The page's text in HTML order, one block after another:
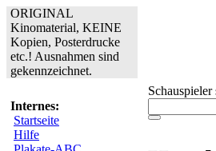
ORIGINAL
Kinomaterial, KEINE
Kopien, Posterdrucke
etc.! Ausnahmen sind
gekennzeichnet.
Internes:
Startseite
Hilfe
Schauspieler